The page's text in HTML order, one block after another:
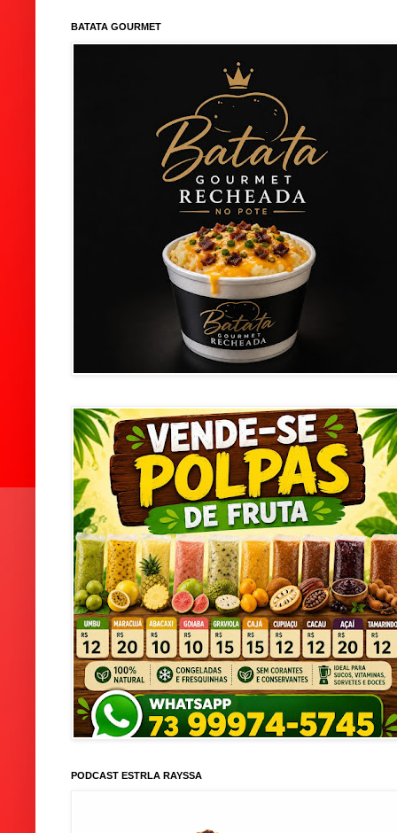
BATATA GOURMET
PODCAST ESTRLA RAYSSA